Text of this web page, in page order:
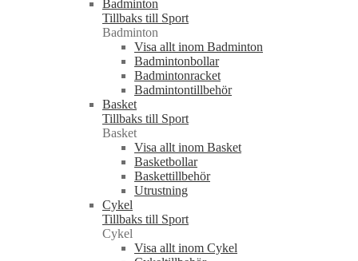
Badminton
Tillbaks till Sport
Badminton
Visa allt inom Badminton
Badmintonbollar
Badmintonracket
Badmintontillbehör
Basket
Tillbaks till Sport
Basket
Visa allt inom Basket
Basketbollar
Baskettillbehör
Utrustning
Cykel
Tillbaks till Sport
Cykel
Visa allt inom Cykel